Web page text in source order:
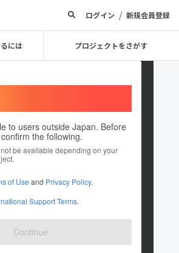
ログイン / 新規会員登録
には プロジェクトをさがす
to users outside Japan. Before
the following.
be available depending on your
of Use and Privacy Policy.
Support Terms.
Continue
Yuu_Amemiya
て7件のプロジェクトを投稿しています
神奈川県
神奈川県
験作家